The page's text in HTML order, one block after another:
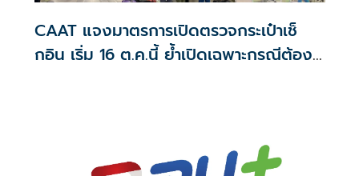
CAAT แจงมาตรการเปิดตรวจกระเป๋าเช็
กอิน เริ่ม 16 ต.ค.นี้ ย้ำเปิดเฉพาะกรณีต้อง